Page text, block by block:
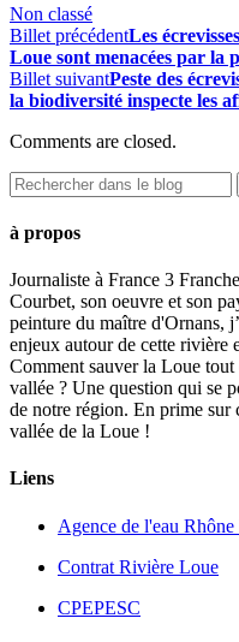
Non classé
Billet précédentLes
Loue sont menacées par la
Billet suivantPeste des
la biodiversité inspecte les
Comments are closed.
à propos
Journaliste à France 3
Courbet, son oeuvre et son
peinture du maître d'Ornans,
enjeux autour de cette rivière
Comment sauver la Loue tout
vallée ? Une question qui se
de notre région. En prime sur
vallée de la Loue !
Liens
Agence de l'eau
Contrat Rivière Loue
CPEPESC